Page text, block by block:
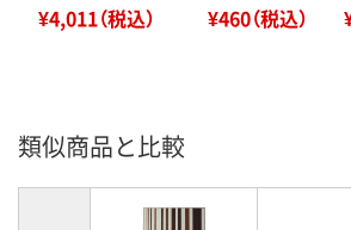
¥4,011（税込） ¥460（税込）
類似商品と比較